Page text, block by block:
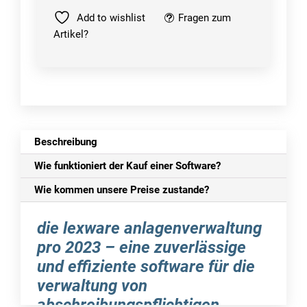
Add to wishlist
Fragen zum
Artikel?
Beschreibung
Wie funktioniert der Kauf einer Software?
Wie kommen unsere Preise zustande?
die lexware anlagenverwaltung
pro 2023 – eine zuverlässige
und effiziente software für die
verwaltung von